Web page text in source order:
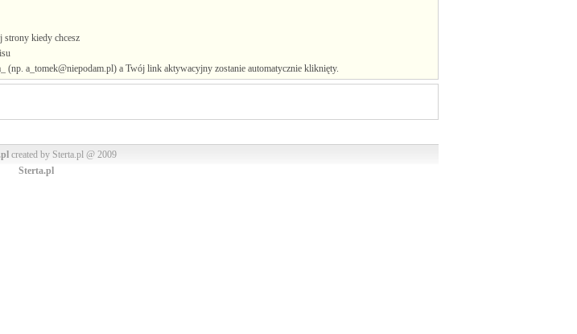
strony kiedy chcesz
a_tomek@niepodam.pl) a Twój link aktywacyjny zostanie automatycznie kliknięty.
created by Sterta.pl @ 2009
Sterta.pl